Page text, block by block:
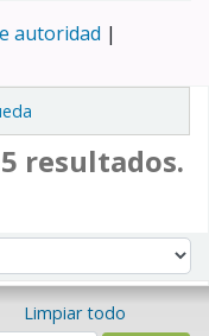
autoridad
resultados.
Limpiar todo